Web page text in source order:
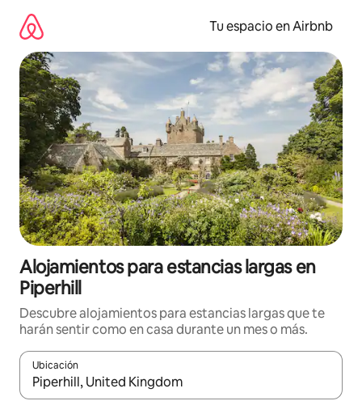
contenido
Tu espacio en Airbnb
Alojamientos para estancias largas en
Piperhill
Descubre alojamientos para estancias largas que te
harán sentir como en casa durante un mes o más.
Ubicación
Cuando los resultados estén disponibles, podrás navegar